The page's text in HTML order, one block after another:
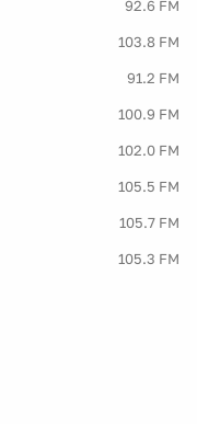
92.6 FM
103.8 FM
91.2 FM
100.9 FM
102.0 FM
105.5 FM
105.7 FM
105.3 FM